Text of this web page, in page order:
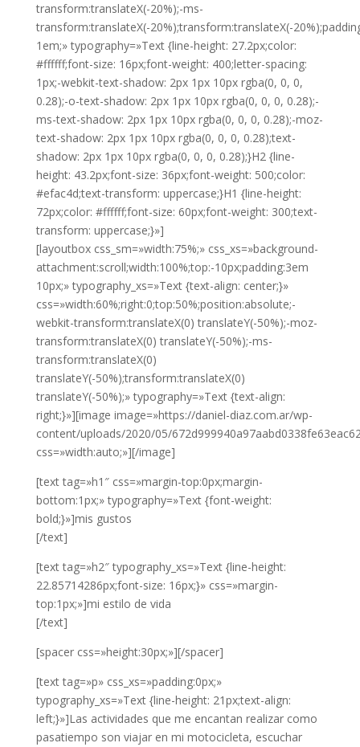
transform:translateX(-20%);-ms-
transform:translateX(-20%);transform:translateX(-
1em;» typography=»Text {line-height: 27.2px;color:
#ffffff;font-size: 16px;font-weight: 400;letter-spacing:
1px;-webkit-text-shadow: 2px 1px 10px rgba(0, 0, 0,
0.28);-o-text-shadow: 2px 1px 10px rgba(0, 0, 0, 0.28);-
ms-text-shadow: 2px 1px 10px rgba(0, 0, 0, 0.28);-moz-
text-shadow: 2px 1px 10px rgba(0, 0, 0, 0.28);text-
shadow: 2px 1px 10px rgba(0, 0, 0, 0.28);}H2 {line-
height: 43.2px;font-size: 36px;font-weight: 500;color:
#efac4d;text-transform: uppercase;}H1 {line-height:
72px;color: #ffffff;font-size: 60px;font-weight: 300;text-
transform: uppercase;}»]
[layoutbox css_sm=»width:75%;» css_xs=»background-
attachment:scroll;width:100%;top:-10px;padding:3em
10px;» typography_xs=»Text {text-align: center;}»
css=»width:60%;right:0;top:50%;position:absolute;-
webkit-transform:translateX(0) translateY(-50%);-moz-
transform:translateX(0) translateY(-50%);-ms-
transform:translateX(0)
translateY(-50%);transform:translateX(0)
translateY(-50%);» typography=»Text {text-align:
right;}»][image image=»https://daniel-diaz.com.ar/wp-
content/uploads/2020/05/
css=»width:auto;»][/image]
[text tag=»h1″ css=»margin-top:0px;margin-
bottom:1px;» typography=»Text {font-weight:
bold;}»]mis gustos
[/text]
[text tag=»h2″ typography_xs=»Text {line-height:
22.85714286px;font-size: 16px;}» css=»margin-
top:1px;»]mi estilo de vida
[/text]
[spacer css=»height:30px;»][/spacer]
[text tag=»p» css_xs=»padding:0px;»
typography_xs=»Text {line-height: 21px;text-align:
left;}»]Las actividades que me encantan realizar como
pasatiempo son viajar en mi motocicleta, escuchar